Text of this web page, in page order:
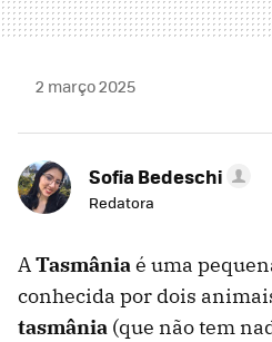
2 março 2025
Sofia Bedeschi
Redatora
ATasmâniaé uma
conhecida por dois
tasmânia (que não tem